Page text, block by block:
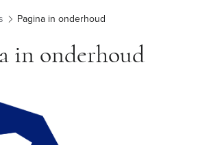
Pagina in onderhoud
in onderhoud